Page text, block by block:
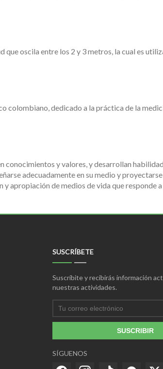
oscila entre los 2 y 3 metros, la cual es
colombiano, dedicado a la práctica de la
conocimientos y valores, y desarrollan
adecuadamente en su medio y
apropiación de medios de vida que responde
SUSCRÍBETE
Suscríbite y recibirás información
nuestras actividades.
SUSCRIBIR
SÍGUENOS